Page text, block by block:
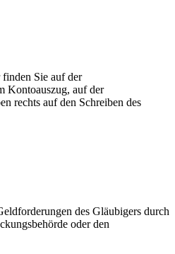
Sie auf der
Kontoauszug, auf der
rechts auf den Schreiben des
des Gläubigers durch
oder den